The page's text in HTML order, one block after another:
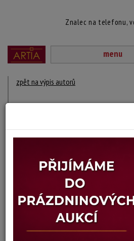
Znalec na telefonu,
menu
zpět na výpis autorů
1953 Trnava, Srbsko -
DÍLA V AUKCÍCH
Vladimir Mitrović